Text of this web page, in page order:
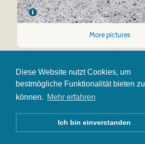
Diese Website nutzt Cookies, um
bestmögliche Funktionalität bieten zu
können. Mehr erfahren
Ich bin einverstanden
More pictures